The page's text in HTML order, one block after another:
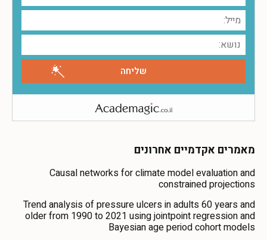
מאמרים אקדמיים אחרונים
Causal networks for climate model evaluation and
constrained projections
Trend analysis of pressure ulcers in adults 60 years and
older from 1990 to 2021 using jointpoint regression and
Bayesian age period cohort models